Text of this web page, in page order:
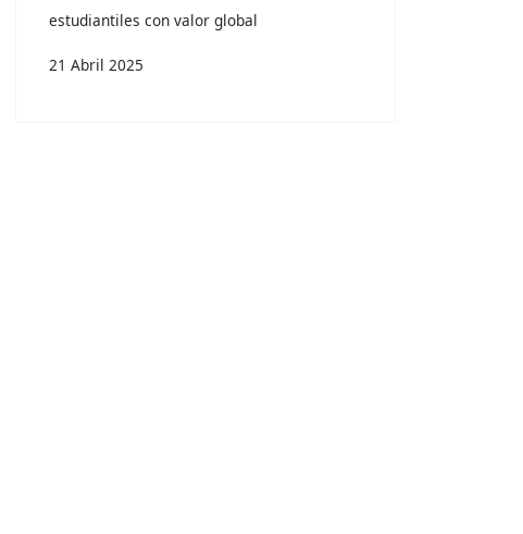
estudiantiles con valor global
21 Abril 2025